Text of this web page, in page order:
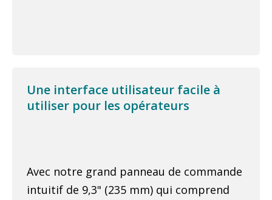
Une interface utilisateur facile à
utiliser pour les opérateurs
Avec notre grand panneau de commande
intuitif de 9,3" (235 mm) qui comprend